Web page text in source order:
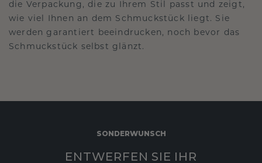
die Verpackung, die zu Ihrem Stil passt und zeigt,
wie viel Ihnen an dem Schmuckstück liegt. Sie
werden garantiert beeindrucken, noch bevor das
Schmuckstück selbst glänzt.
SONDERWUNSCH
ENTWERFEN SIE IHR